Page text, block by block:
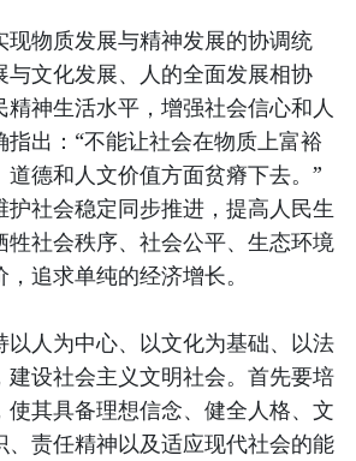
现物质发展与精神发展的协调统
与文化发展、人的全面发展相协
神生活水平，增强社会信心和人
指出：“不能让社会在物质上富裕
道德和人文价值方面贫瘠下去。”
社会稳定同步推进，提高人民生
牲社会秩序、社会公平、生态环境
追求单纯的经济增长。
以人为中心、以文化为基础、以法
建设社会主义文明社会。首先要培
使其具备理想信念、健全人格、文
、责任精神以及适应现代社会的能